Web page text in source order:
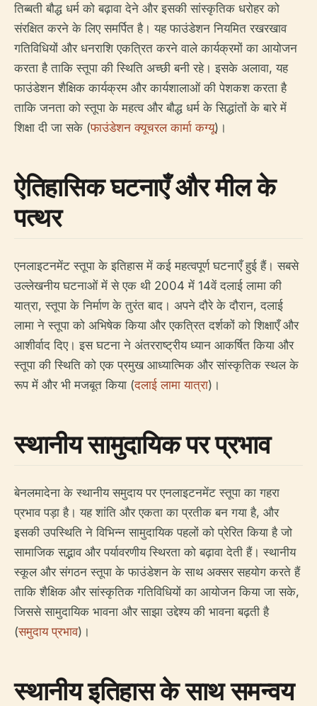
तिब्बती बौद्ध धर्म को बढ़ावा देने और इसकी सांस्कृतिक धरोहर को
संरक्षित करने के लिए समर्पित है। यह फाउंडेशन नियमित रखरखाव
गतिविधियों और धनराशि एकत्रित करने वाले कार्यक्रमों का आयोजन
करता है ताकि स्तूपा की स्थिति अच्छी बनी रहे। इसके अलावा, यह
फाउंडेशन शैक्षिक कार्यक्रम और कार्यशालाओं की पेशकश करता है
ताकि जनता को स्तूपा के महत्व और बौद्ध धर्म के सिद्धांतों के बारे में
शिक्षा दी जा सके (फाउंडेशन क्यूचरल कार्मा कग्यू)।
ऐतिहासिक घटनाएँ और मील के
पत्थर
एनलाइटनमेंट स्तूपा के इतिहास में कई महत्वपूर्ण घटनाएँ हुई हैं। सबसे
उल्लेखनीय घटनाओं में से एक थी 2004 में 14वें दलाई लामा की
यात्रा, स्तूपा के निर्माण के तुरंत बाद। अपने दौरे के दौरान, दलाई
लामा ने स्तूपा को अभिषेक किया और एकत्रित दर्शकों को शिक्षाएँ और
आशीर्वाद दिए। इस घटना ने अंतरराष्ट्रीय ध्यान आकर्षित किया और
स्तूपा की स्थिति को एक प्रमुख आध्यात्मिक और सांस्कृतिक स्थल के
रूप में और भी मजबूत किया (दलाई लामा यात्रा)।
स्थानीय सामुदायिक पर प्रभाव
बेनलमादेना के स्थानीय समुदाय पर एनलाइटनमेंट स्तूपा का गहरा
प्रभाव पड़ा है। यह शांति और एकता का प्रतीक बन गया है, और
इसकी उपस्थिति ने विभिन्न सामुदायिक पहलों को प्रेरित किया है जो
सामाजिक सद्भाव और पर्यावरणीय स्थिरता को बढ़ावा देती हैं। स्थानीय
स्कूल और संगठन स्तूपा के फाउंडेशन के साथ अक्सर सहयोग करते हैं
ताकि शैक्षिक और सांस्कृतिक गतिविधियों का आयोजन किया जा सके,
जिससे सामुदायिक भावना और साझा उद्देश्य की भावना बढ़ती है
(समुदाय प्रभाव)।
स्थानीय इतिहास के साथ समन्वय